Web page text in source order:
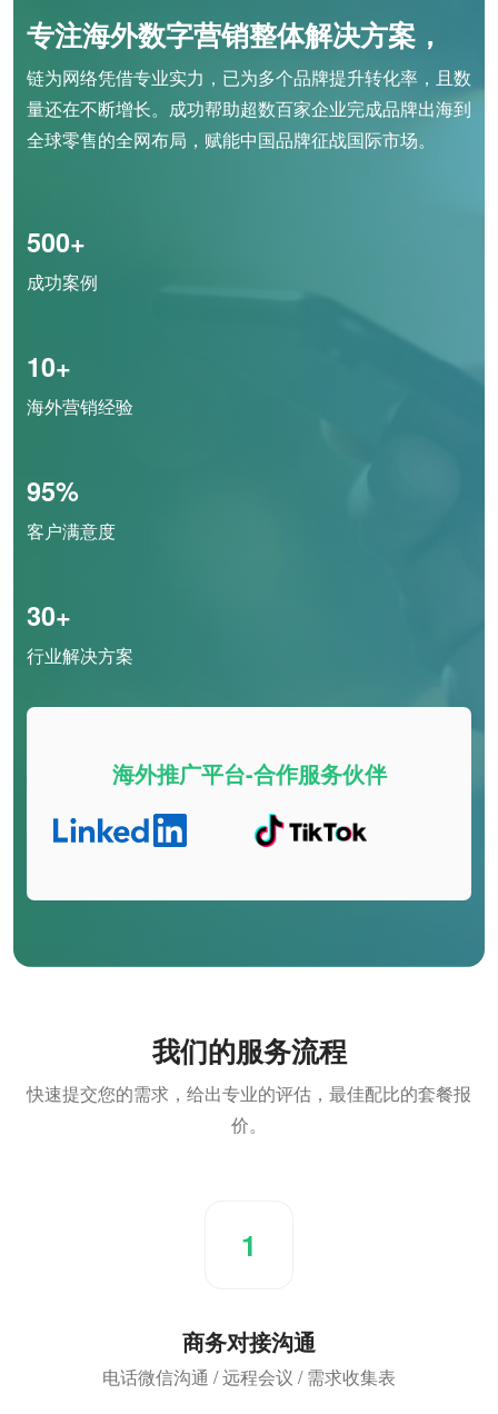
专注海外数字营销整体解决方案，
链为网络凭借专业实力，已为多个品牌提升转化率，且数
量还在不断增长。成功帮助超数百家企业完成品牌出海到
全球零售的全网布局，赋能中国品牌征战国际市场。
500+
成功案例
10+
海外营销经验
95%
客户满意度
30+
行业解决方案
海外推广平台-合作服务伙伴
我们的服务流程
快速提交您的需求，给出专业的评估，最佳配比的套餐报
价。
1
商务对接沟通
电话微信沟通 / 远程会议 / 需求收集表